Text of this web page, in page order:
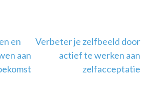
en
aan
Verbeter je zelfbeeld door
actief te werken aan
zelfacceptatie